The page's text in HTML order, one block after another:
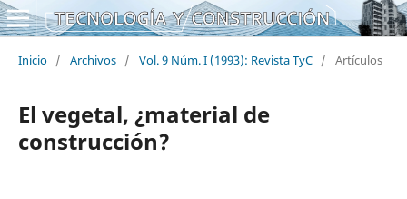
Inicio / Archivos / Vol. 9 Núm. I (1993): Revista TyC / Artículos
El vegetal, ¿material de
construcción?